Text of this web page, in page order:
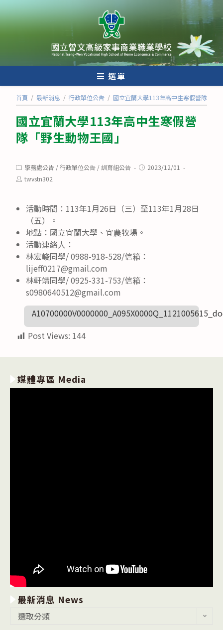
跳
轉
至
內
選單
首頁 / 最新消息 / 行政單位公告 / 國立宜蘭大學113年高中生寒假營隊「野
國立宜蘭大學113年高中生寒假營
隊「野生動物王國」
Post
category:
學務處公告 /行政單位公告 /訓育組公告
Post2023/12/01
Posttwvstn302
活動時間：113年1月26日（三）至113年1月28日
（五）。
地點：國立宜蘭大學、宜農牧場。
活動連絡人：
林宏峻同學/ 0988-918-528/信箱：
lijeff0217@gmail.com
林軒靖同學/ 0925-331-753/信箱：
s0980640512@gmail.com
Post Views: 144
媒體專區 Media
最新消息 News
選取分類